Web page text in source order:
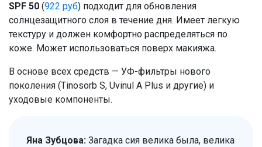
SPF 50 (922 руб) подходит для обновления
солнцезащитного слоя в течение дня. Имеет легкую
текстуру и должен комфортно распределяться по
коже. Может использоваться поверх макияжа.
В основе всех средств — УФ-фильтры нового
поколения (Tinosorb S, Uvinul A Plus и другие) и
уходовые компоненты.
Яна Зубцова: Загадка сия велика была, велика